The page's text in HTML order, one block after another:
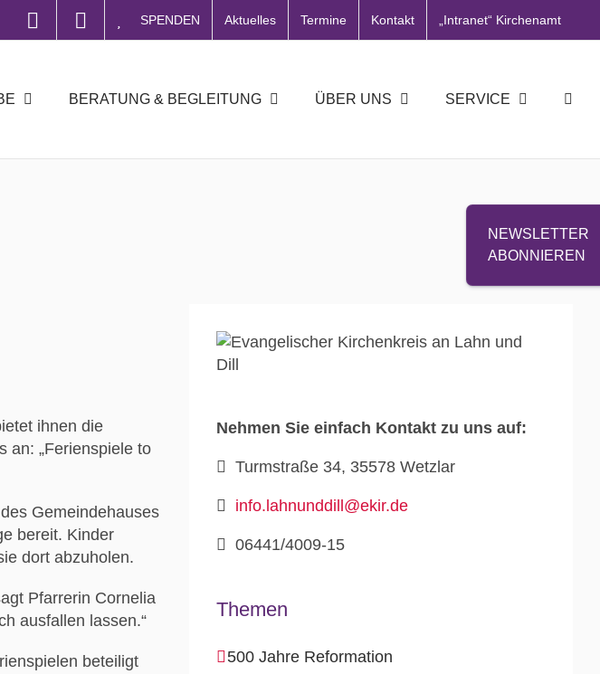
SPENDEN Aktuelles Termine Kontakt „Intranet“ Kirchenamt
BERATUNG & BEGLEITUNG ÜBER UNS SERVICE
NEWSLETTER
ABONNIEREN
ihnen die
an: „Ferienspiele to
Gemeindehauses
bereit. Kinder
dort abzuholen.
Pfarrerin Cornelia
ausfallen lassen.“
beteiligt
Nehmen Sie einfach Kontakt zu uns auf:
Turmstraße 34, 35578 Wetzlar
info.lahnunddill@ekir.de
06441/4009-15
Themen
500 Jahre Reformation